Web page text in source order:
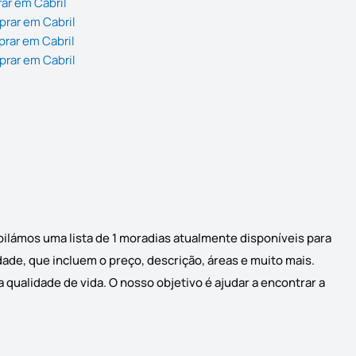
em Cabril
em Cabril
em Cabril
uma lista de 1 moradias atualmente disponíveis para
que incluem o preço, descrição, áreas e muito mais.
de vida. O nosso objetivo é ajudar a encontrar a